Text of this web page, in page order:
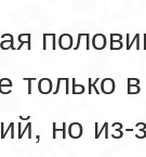
но